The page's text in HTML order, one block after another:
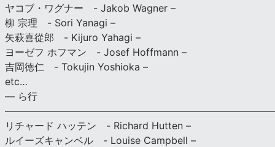
ヤコブ・ワグナー - Jakob Wagner –
柳 宗理 - Sori Yanagi –
矢萩喜從郎 - Kijuro Yahagi –
ヨーゼフ ホフマン - Josef Hoffmann –
吉岡徳仁 - Tokujin Yoshioka –
etc…
— ら行
リチャード ハッテン - Richard Hutten –
ルイーズキャンベル - Louise Campbell –